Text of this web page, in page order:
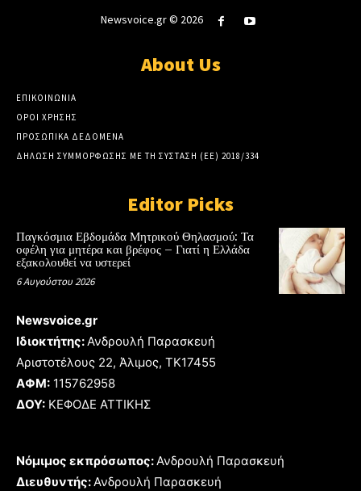
Newsvoice.gr © 2026
About Us
ΕΠΙΚΟΙΝΩΝΙΑ
ΟΡΟΙ ΧΡΗΣΗΣ
ΠΡΟΣΩΠΙΚΑ ΔΕΔΟΜΕΝΑ
ΔΗΛΩΣΗ ΣΥΜΜΟΡΦΩΣΗΣ ΜΕ ΤΗ ΣΥΣΤΑΣΗ (ΕΕ) 2018/334
Editor Picks
Παγκόσμια Εβδομάδα Μητρικού Θηλασμού: Τα
οφέλη για μητέρα και βρέφος – Γιατί η Ελλάδα
εξακολουθεί να υστερεί
6 Αυγούστου 2026
Newsvoice.gr
Ιδιοκτήτης: Ανδρουλή Παρασκευή
Αριστοτέλους 22, Άλιμος, TK17455
ΑΦΜ: 115762958
ΔΟΥ: ΚΕΦΟΔΕ ΑΤΤΙΚΗΣ
Νόμιμος εκπρόσωπος: Ανδρουλή Παρασκευή
Διευθυντής: Ανδρουλή Παρασκευή